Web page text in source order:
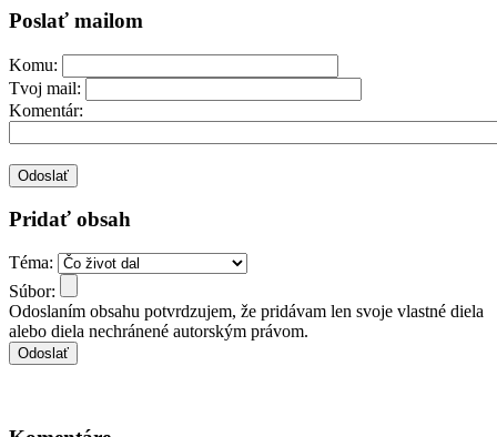
Poslať mailom
Komu:
Tvoj mail:
Komentár:
Pridať obsah
Téma:
Súbor:
Odoslaním obsahu potvrdzujem, že pridávam len svoje vlastné diela
alebo diela nechránené autorským právom.